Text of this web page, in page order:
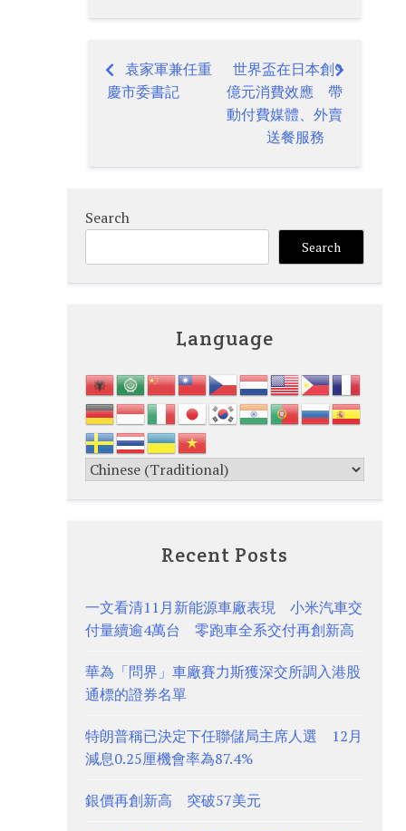
Post
navigation
袁家軍兼任重
慶市委書記
世界盃在日本創9
億元消費效應 帶
動付費媒體、外賣
送餐服務
Search
Search
Language
Recent Posts
一文看清11月新能源車廠表現 小米汽車交
付量續逾4萬台 零跑車全系交付再創新高
華為「問界」車廠賽力斯獲深交所調入港股
通標的證券名單
特朗普稱已決定下任聯儲局主席人選 12月
減息0.25厘機會率為87.4%
銀價再創新高 突破57美元